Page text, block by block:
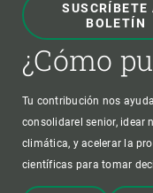
SUSCRÍBETE
BOLETÍN
¿Cómo
Tu contribución nos
consolidarel senior, idear
climática, y acelerar la
científicas para tomar